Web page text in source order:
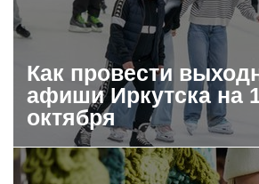
Как провести
афиши Иркутска на
октября